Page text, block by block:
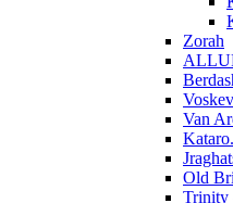
Zorah
Van
Old
Trinity